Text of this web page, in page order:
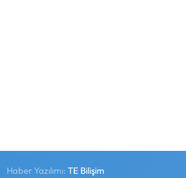
Haber Yazılımı:TE Bilişim